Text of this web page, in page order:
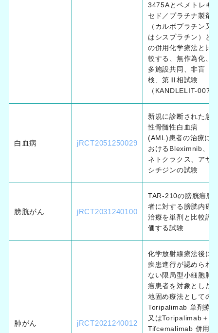
3475Aとペメトレキ
セド／プラチナ製剤
（カルボプラチン又
はシスプラチン）と
の併用化学療法と比
較する、無作為化、
多施設共同、非盲
検、第Ⅲ相試験
（KANDLELIT-007）
白血病 jRCT2051250029
新規に診断された急
性骨髄性白血病
(AML)患者の治療に
おけるBleximnib、ベ
ネトクラクス、アザ
シチジンの試験
膀胱がん jRCT2031240100
TAR-210の膀胱癌患
者に対する膀胱内癌
治療を単剤と比較評
価する試験
肺がん jRCT2021240012
化学放射線療法後に
疾患進行が認められ
ない限局型小細胞肺
癌患者を対象とした
地固め療法としての
Toripalimab 単剤療法
又はToripalimab＋
Tifcemalimab 併用療